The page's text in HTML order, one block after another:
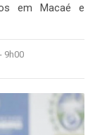
em Macaé e
9h00